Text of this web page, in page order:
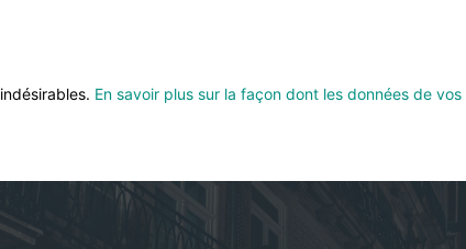
En savoir plus sur la façon dont les données de vos